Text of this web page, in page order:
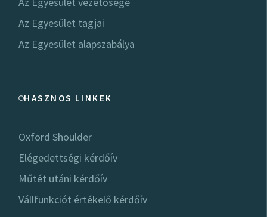
Az Egyesület tagjai
Az Egyesület alapszabálya
HASZNOS LINKEK
Oxford Shoulder
Elégedettségi kérdőív
Műtét utáni kérdőív
Vállfunkciót értékelő kérdőív